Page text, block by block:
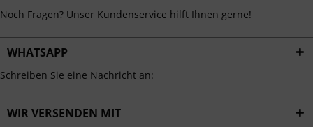
Noch Fragen? Unser Kundenservice hilft Ihnen gerne!
WHATSAPP
Schreiben Sie eine Nachricht an:
WIR VERSENDEN MIT